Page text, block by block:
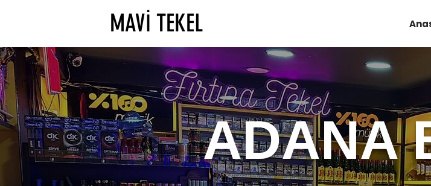
MAVİ TEKEL
ADANA